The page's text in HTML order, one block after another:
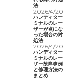
法
2026/4/20
ハンディター
ミナルのレー
ザーが点にな
った場合の対
処法
2026/4/20
ハンディター
ミナルのレー
ザー故障事例
と修理方法の
まとめ